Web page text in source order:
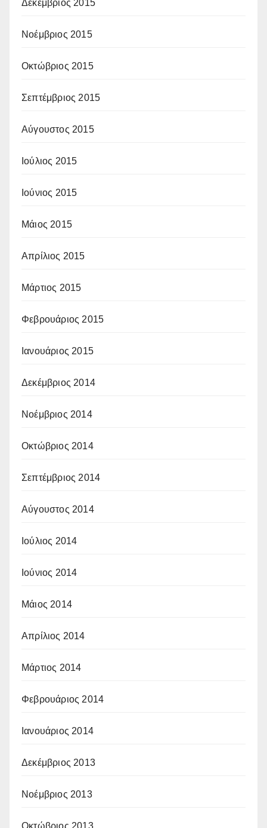
Δεκέμβριος 2015
Νοέμβριος 2015
Οκτώβριος 2015
Σεπτέμβριος 2015
Αύγουστος 2015
Ιούλιος 2015
Ιούνιος 2015
Μάιος 2015
Απρίλιος 2015
Μάρτιος 2015
Φεβρουάριος 2015
Ιανουάριος 2015
Δεκέμβριος 2014
Νοέμβριος 2014
Οκτώβριος 2014
Σεπτέμβριος 2014
Αύγουστος 2014
Ιούλιος 2014
Ιούνιος 2014
Μάιος 2014
Απρίλιος 2014
Μάρτιος 2014
Φεβρουάριος 2014
Ιανουάριος 2014
Δεκέμβριος 2013
Νοέμβριος 2013
Οκτώβριος 2013